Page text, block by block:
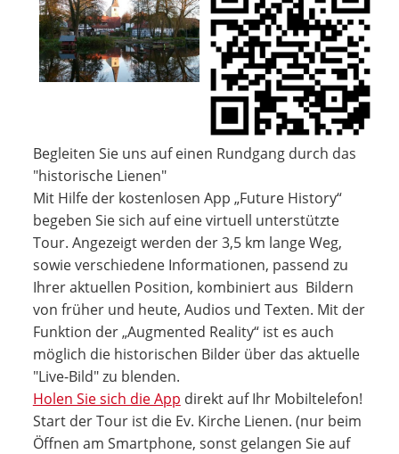
Begleiten Sie uns auf einen Rundgang durch das
"historische Lienen"
Mit Hilfe der kostenlosen App „Future History“
begeben Sie sich auf eine virtuell unterstützte
Tour. Angezeigt werden der 3,5 km lange Weg,
sowie verschiedene Informationen, passend zu
Ihrer aktuellen Position, kombiniert aus Bildern
von früher und heute, Audios und Texten. Mit der
Funktion der „Augmented Reality“ ist es auch
möglich die historischen Bilder über das aktuelle
"Live-Bild" zu blenden.
Holen Sie sich die App direkt auf Ihr Mobiltelefon!
Start der Tour ist die Ev. Kirche Lienen. (nur beim
Öffnen am Smartphone, sonst gelangen Sie auf